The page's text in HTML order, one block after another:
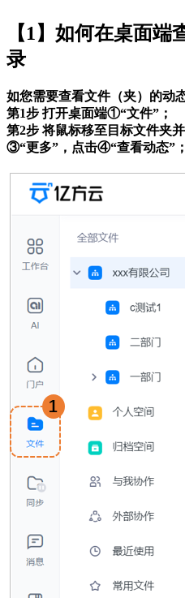
【1】如何在桌面
录
如您需要查看文件（夹）的动
第1步 打开桌面端①“文件”；
第2步 将鼠标移至目标文件夹
③“更多”，点击④“查看动态”；